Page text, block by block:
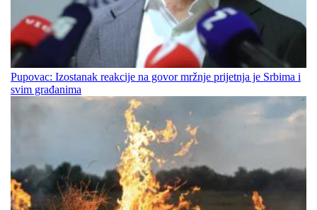
Pupovac: Izostanak reakcije na govor mržnje prijetnja je Srbima i
svim građanima